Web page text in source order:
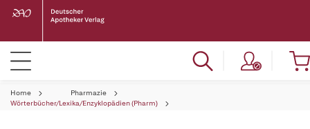
Home
Pharmazie
Wörterbücher/Lexika/Enzyklopädien (Pharm)